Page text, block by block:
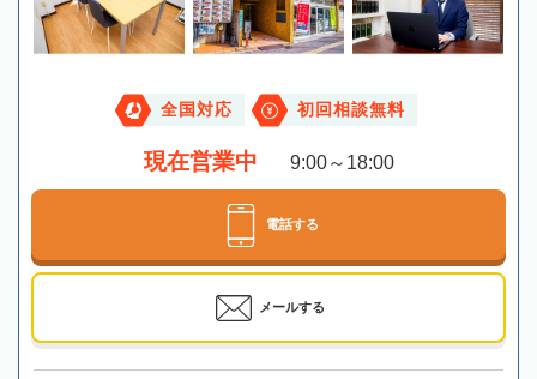
全国対応 初回相談無料
現在営業中 9:00～18:00
電話する
メールする